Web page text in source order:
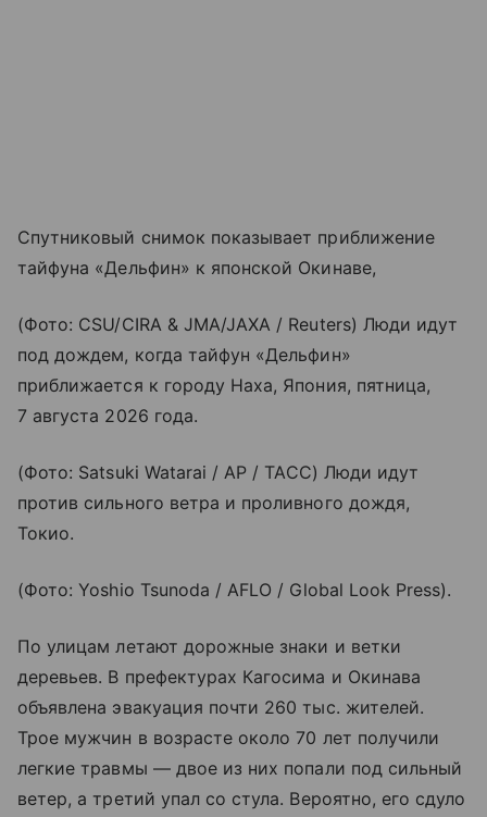
Спутниковый снимок показывает приближение
тайфуна «Дельфин» к японской Окинаве,
(Фото: CSU/CIRA & JMA/JAXA / Reuters) Люди идут
под дождем, когда тайфун «Дельфин»
приближается к городу Наха, Япония, пятница,
7 августа 2026 года.
(Фото: Satsuki Watarai / AP / ТАСС) Люди идут
против сильного ветра и проливного дождя,
Токио.
(Фото: Yoshio Tsunoda / AFLO / Global Look Press).
По улицам летают дорожные знаки и ветки
деревьев. В префектурах Кагосима и Окинава
объявлена эвакуация почти 260 тыс. жителей.
Трое мужчин в возрасте около 70 лет получили
легкие травмы — двое из них попали под сильный
ветер, а третий упал со стула. Вероятно, его сдуло